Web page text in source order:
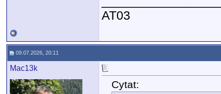
AT03
09.07.2026, 20:11
Mac13k
Cytat: